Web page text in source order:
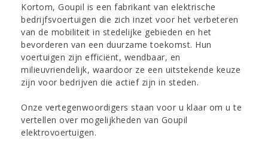
Kortom, Goupil is een fabrikant van elektrische
bedrijfsvoertuigen die zich inzet voor het verbeteren
van de mobiliteit in stedelijke gebieden en het
bevorderen van een duurzame toekomst. Hun
voertuigen zijn efficiënt, wendbaar, en
milieuvriendelijk, waardoor ze een uitstekende keuze
zijn voor bedrijven die actief zijn in steden.
Onze vertegenwoordigers staan voor u klaar om u te
vertellen over mogelijkheden van Goupil
elektrovoertuigen.